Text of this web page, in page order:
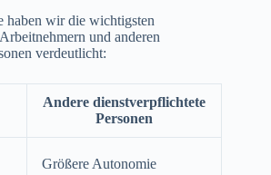
haben wir die wichtigsten
und anderen
verdeutlicht:
Andere dienstverpflichtete
Personen
Größere Autonomie